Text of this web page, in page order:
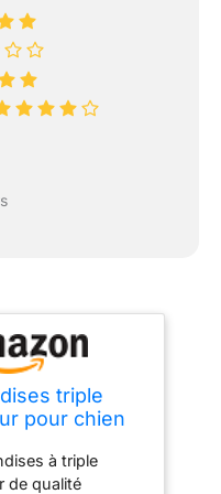
triple
pour chien
de qualité
de canard
à triple
de qualité